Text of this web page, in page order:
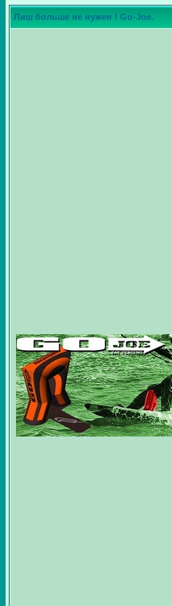
Лиш больше не нужен ! Go-Joe.